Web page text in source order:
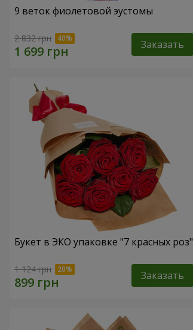
9 веток фиолетовой эустомы
2 832 грн Заказать
Букет в ЭКО упаковке "7 красных роз"
1 124 грн Заказать